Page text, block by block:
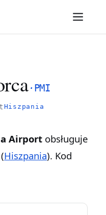
· PMI
Hiszpania
Airport obsługuje
(Hiszpania). Kod